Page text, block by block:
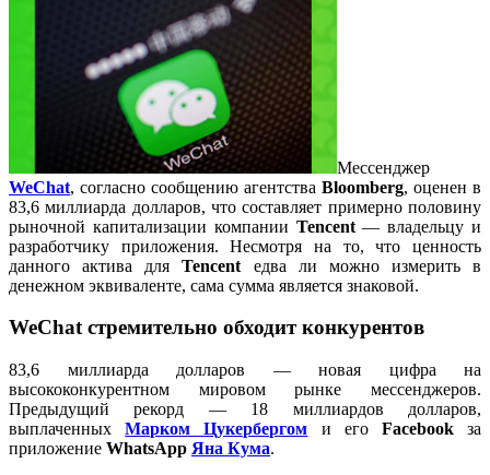
Мессенджер
WeChat, согласно сообщению агентства Bloomberg, оценен в
83,6 миллиарда долларов, что составляет примерно половину
рыночной капитализации компании Tencent— владельцу и
разработчику приложения. Несмотря на то, что ценность
данного актива дляTencent едва ли можно измерить в
денежном эквиваленте, сама сумма является знаковой.
WeChat стремительно обходит конкурентов
83,6 миллиарда долларов — новая цифра на
высококонкурентном мировом рынке мессенджеров.
Предыдущий рекорд — 18 миллиардов долларов,
выплаченныхМарком Цукербергом и его Facebookза
приложение WhatsApp Яна Кума.